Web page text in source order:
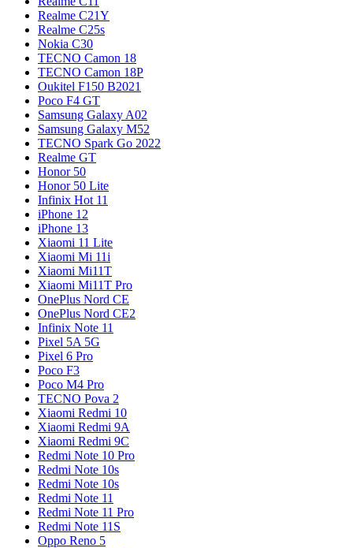
Realme C21Y
Realme C25s
Nokia C30
TECNO Camon 18
TECNO Camon 18P
Oukitel F150 B2021
Poco F4 GT
Samsung Galaxy A02
Samsung Galaxy M52
TECNO Spark Go 2022
Realme GT
Honor 50
Honor 50 Lite
Infinix Hot 11
iPhone 12
iPhone 13
Xiaomi 11 Lite
Xiaomi Mi 11i
Xiaomi Mi11T
Xiaomi Mi11T Pro
OnePlus Nord CE
OnePlus Nord CE2
Infinix Note 11
Pixel 5A 5G
Pixel 6 Pro
Poco F3
Poco M4 Pro
TECNO Pova 2
Xiaomi Redmi 10
Xiaomi Redmi 9A
Xiaomi Redmi 9C
Redmi Note 10 Pro
Redmi Note 10s
Redmi Note 10s
Redmi Note 11
Redmi Note 11 Pro
Redmi Note 11S
Oppo Reno 5